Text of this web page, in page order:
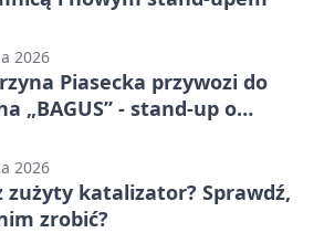
2026
Piasecka przywozi do
„BAGUS” - stand-up o
2026
zużyty katalizator? Sprawdź,
zrobić?